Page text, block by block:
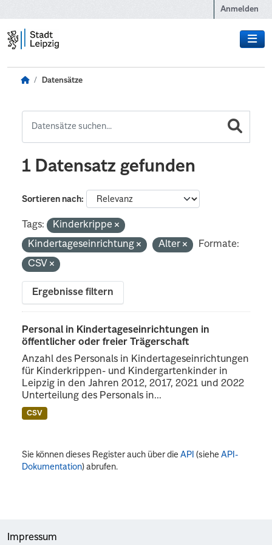
Anmelden
Datensätze
1 Datensatz gefunden
Sortieren nach
Tags:
Kinderkrippe
Kindertageseinrichtung
Alter
Formate:
CSV
Ergebnisse filtern
Personal in Kindertageseinrichtungen in
öffentlicher oder freier Trägerschaft
Anzahl des Personals in Kindertageseinrichtungen
für Kinderkrippen- und Kindergartenkinder in
Leipzig in den Jahren 2012, 2017, 2021 und 2022
Unterteilung des Personals in...
CSV
Sie können dieses Register auch über dieAPI (sieheAPI-
Dokumentation) abrufen.
Impressum